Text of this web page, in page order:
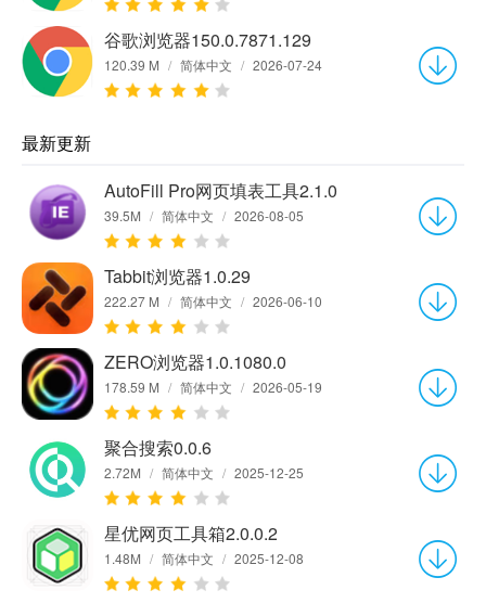
谷歌浏览器150.0.7871.129
120.39 M / 简体中文 / 2026-07-24
最新更新
AutoFill Pro网页填表工具2.1.0
39.5M / 简体中文 / 2026-08-05
Tabbit浏览器1.0.29
222.27 M / 简体中文 / 2026-06-10
ZERO浏览器1.0.1080.0
178.59 M / 简体中文 / 2026-05-19
聚合搜索0.0.6
2.72M / 简体中文 / 2025-12-25
星优网页工具箱2.0.0.2
1.48M / 简体中文 / 2025-12-08